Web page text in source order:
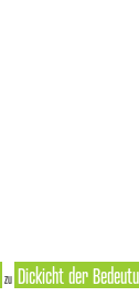
zu Dickicht der